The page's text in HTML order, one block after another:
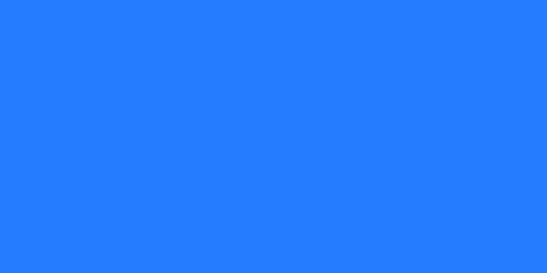
que supone más del 20 % de la distribución total del